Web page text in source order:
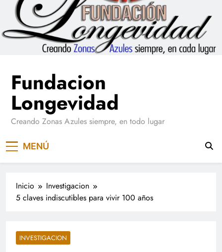
Saltar
contenido
Fundacion
Longevidad
Creando Zonas Azules siempre, en todo lugar
MENÚ
Inicio
Investigacion
5 claves indiscutibles para vivir 100 años
INVESTIGACION